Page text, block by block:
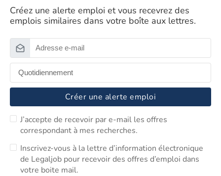
Créez une alerte emploi et vous recevrez des
emplois similaires dans votre boîte aux lettres.
Créer une alerte emploi
J’accepte de recevoir par e-mail les offres
correspondant à mes recherches.
Inscrivez-vous à la lettre d’information électronique
de Legaljob pour recevoir des offres d’emploi dans
votre boite mail.